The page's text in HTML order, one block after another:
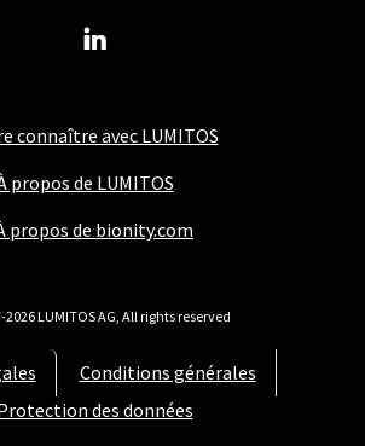
connaître avec LUMITOS
propos de LUMITOS
propos de bionity.com
Conditions générales
des données
2026 LUMITOS AG, All rights reserved